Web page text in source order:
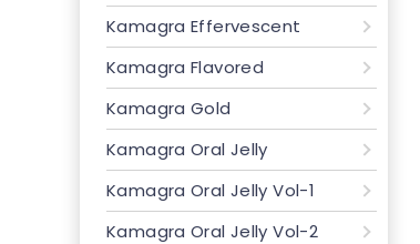
Kamagra Effervescent
Kamagra Flavored
Kamagra Gold
Kamagra Oral Jelly
Kamagra Oral Jelly Vol-1
Kamagra Oral Jelly Vol-2